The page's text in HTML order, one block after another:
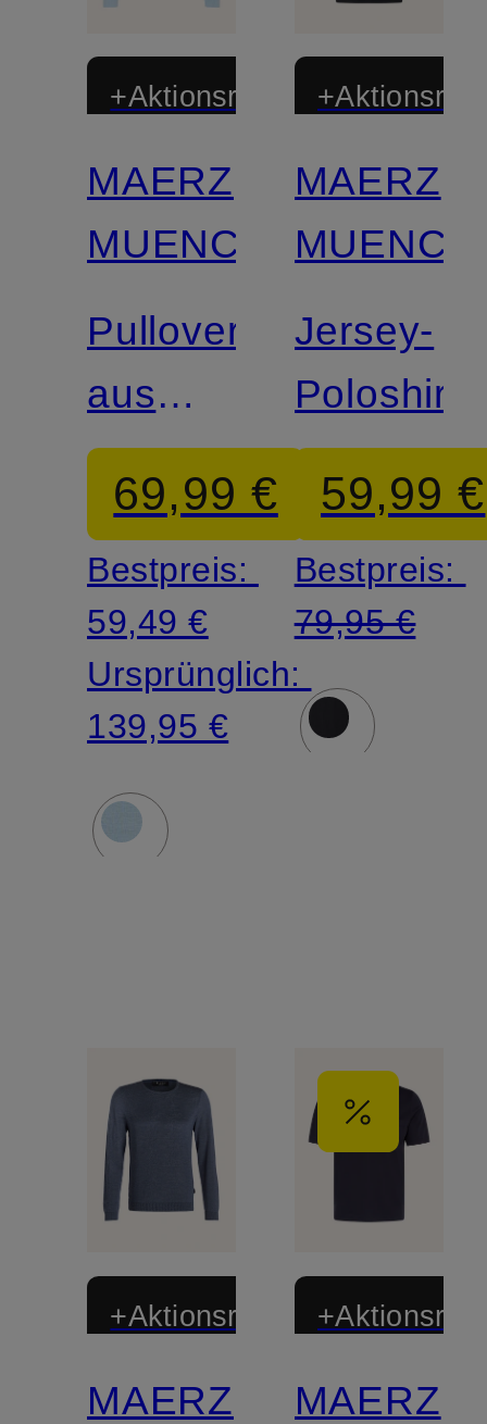
+Aktionsrabatt
MAERZ
MUENCHEN
Pullover
aus
Merinowolle
69,99 €
Bestpreis:
59,49 €
Ursprünglich:
139,95 €
MAERZ
Jersey-
Poloshirt
59,99 €
Bestpreis:
79,95 €
+Aktionsrabatt
MAERZ
MAERZ